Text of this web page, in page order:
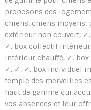
proposons des
chiens, chiens moyens,
extérieur non couvert,
✓. box collectif
intérieur chauffé, ✓.
✓, ✓, ✓. box individuel
temple des merveilles
haut de gamme qui
vos absences et leur